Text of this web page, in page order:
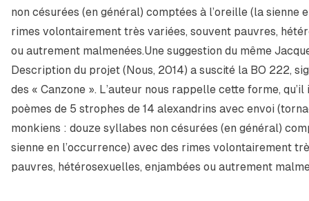
non césurées (en général) comptées à l’oreille (la sienne
rimes volontairement très variées, souvent pauvres,
ou autrement malmenées.Une suggestion du même
Description du projet (Nous, 2014) a suscité la BO 222,
des « Canzone ». L’auteur nous rappelle cette forme,
poèmes de 5 strophes de 14 alexandrins avec envoi
monkiens : douze syllabes non césurées (en général)
sienne en l’occurrence) avec des rimes volontairement
pauvres, hétérosexuelles, enjambées ou autrement